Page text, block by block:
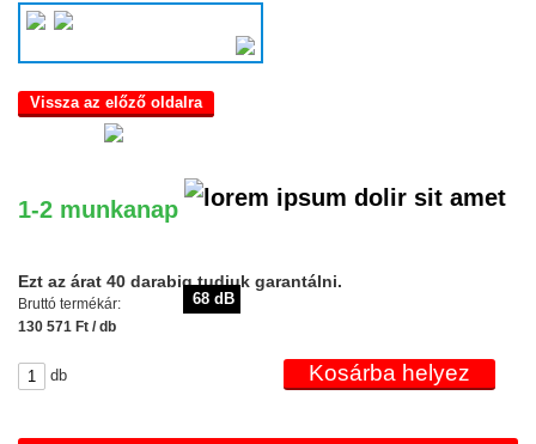
68 dB
Vissza az előző oldalra
1-2 munkanap
Ezt az árat 40 darabig tudjuk garantálni.
Bruttó termékár:
130 571 Ft / db
db